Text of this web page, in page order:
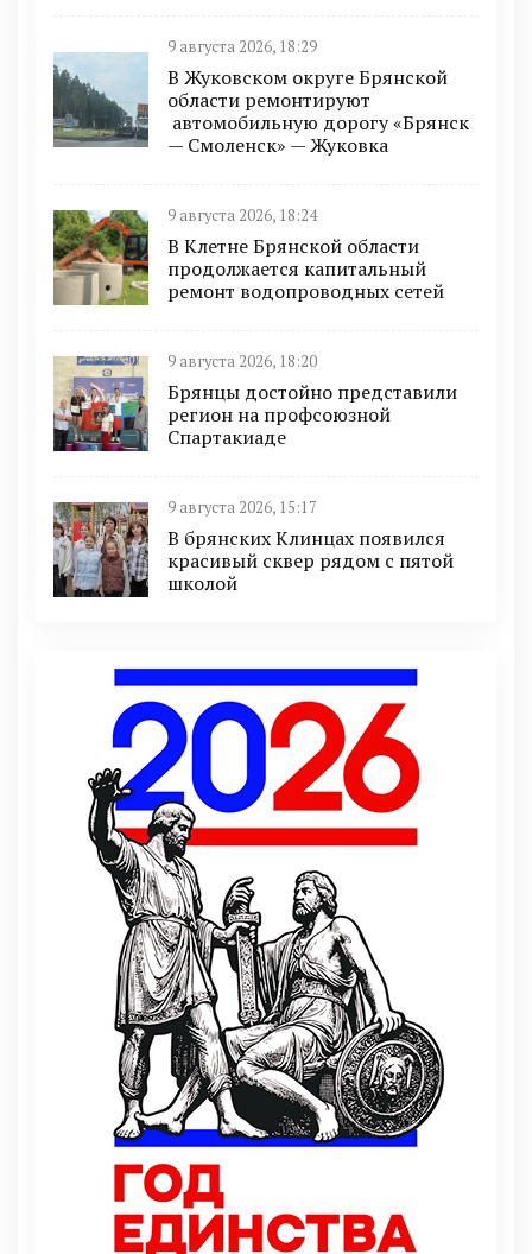
9 августа 2026, 18:29
В Жуковском округе Брянской
области ремонтируют
автомобильную дорогу «Брянск
— Смоленск» — Жуковка
9 августа 2026, 18:24
В Клетне Брянской области
продолжается капитальный
ремонт водопроводных сетей
9 августа 2026, 18:20
Брянцы достойно представили
регион на профсоюзной
Спартакиаде
9 августа 2026, 15:17
В брянских Клинцах появился
красивый сквер рядом с пятой
школой